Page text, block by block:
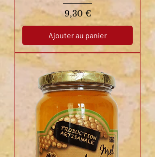
Prix
9,30 €
Ajouter au panier